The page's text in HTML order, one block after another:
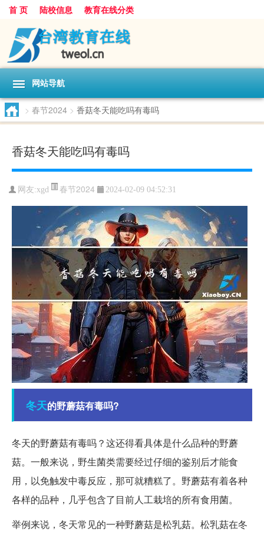
首 页 陆校信息 教育在线分类
网站导航
> 春节2024 > 香菇冬天能吃吗有毒吗
香菇冬天能吃吗有毒吗
网友:xgd 春节2024 2024-02-09 04:52:31
冬天的野蘑菇有毒吗?
冬天的野蘑菇有毒吗？这还得看具体是什么品种的野蘑
菇。一般来说，野生菌类需要经过仔细的鉴别后才能食
用，以免触发中毒反应，那可就糟糕了。野蘑菇有着各种
各样的品种，几乎包含了目前人工栽培的所有食用菌。
举例来说，冬天常见的一种野蘑菇是松乳菇。松乳菇在冬